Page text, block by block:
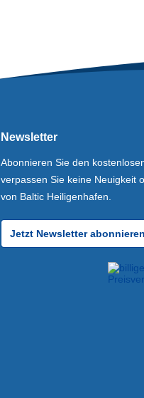
Newsletter
Abonnieren Sie den
verpassen Sie keine Neuigkeit
von Baltic Heiligenhafen.
Jetzt Newsletter abonnieren